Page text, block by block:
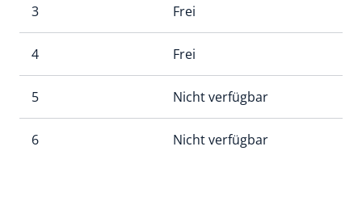
3 Frei
4 Frei
5 Nicht verfügbar
6 Nicht verfügbar